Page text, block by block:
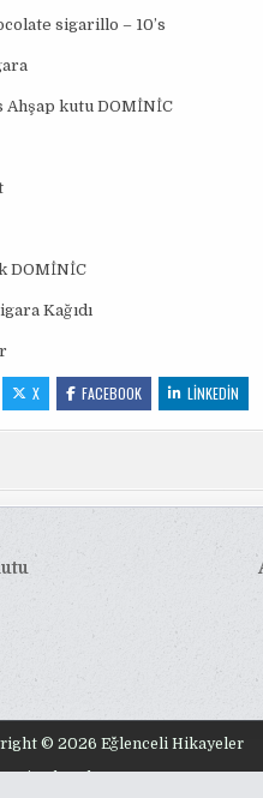
sigarillo – 10’s
Ahşap kutu DOMİNİC
DOMİNİC
Kağıdı
X FACEBOOK LINKEDIN
© 2026 Eğlenceli Hikayeler
by ThemesDNA.com